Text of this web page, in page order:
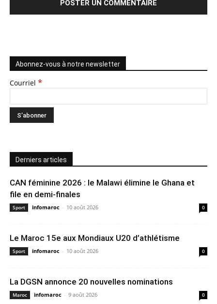
Abonnez-vous à notre newsletter
Courriel *
Derniers articles
CAN féminine 2026 : le Malawi élimine le Ghana et
file en demi-finales
Sport infomaroc - 10 août 2026 0
Le Maroc 15e aux Mondiaux U20 d’athlétisme
Sport infomaroc - 10 août 2026 0
La DGSN annonce 20 nouvelles nominations
Maroc infomaroc - 9 août 2026 0